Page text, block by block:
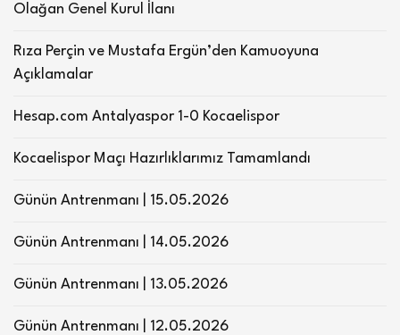
Olağan Genel Kurul İlanı
Rıza Perçin ve Mustafa Ergün’den Kamuoyuna
Açıklamalar
Hesap.com Antalyaspor 1-0 Kocaelispor
Kocaelispor Maçı Hazırlıklarımız Tamamlandı
Günün Antrenmanı | 15.05.2026
Günün Antrenmanı | 14.05.2026
Günün Antrenmanı | 13.05.2026
Günün Antrenmanı | 12.05.2026